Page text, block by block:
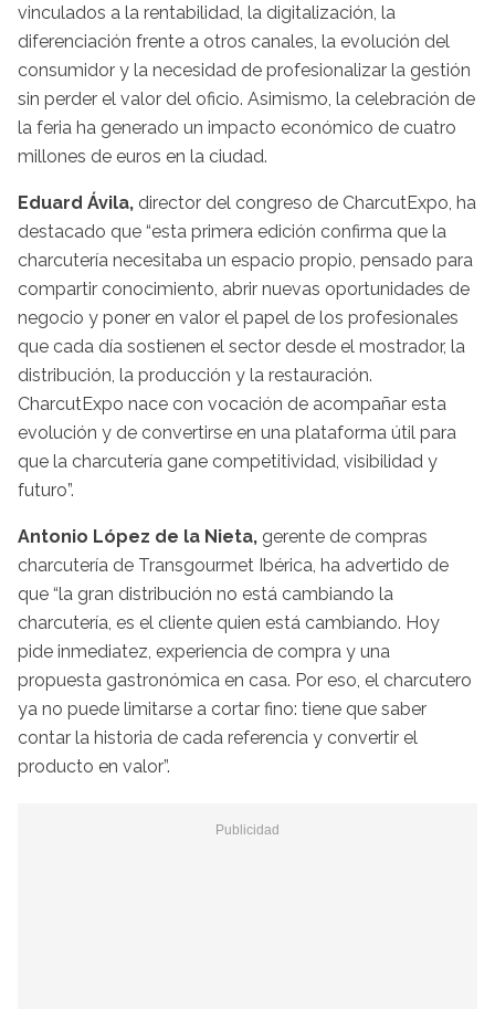
vinculados a la rentabilidad, la digitalización, la
diferenciación frente a otros canales, la evolución del
consumidor y la necesidad de profesionalizar la gestión
sin perder el valor del oficio. Asimismo, la celebración de
la feria ha generado un impacto económico de cuatro
millones de euros en la ciudad.
Eduard Ávila, director del congreso de CharcutExpo, ha
destacado que “esta primera edición confirma que la
charcutería necesitaba un espacio propio, pensado para
compartir conocimiento, abrir nuevas oportunidades de
negocio y poner en valor el papel de los profesionales
que cada día sostienen el sector desde el mostrador, la
distribución, la producción y la restauración.
CharcutExpo nace con vocación de acompañar esta
evolución y de convertirse en una plataforma útil para
que la charcutería gane competitividad, visibilidad y
futuro”.
Antonio López de la Nieta, gerente de compras
charcutería de Transgourmet Ibérica, ha advertido de
que “la gran distribución no está cambiando la
charcutería, es el cliente quien está cambiando. Hoy
pide inmediatez, experiencia de compra y una
propuesta gastronómica en casa. Por eso, el charcutero
ya no puede limitarse a cortar fino: tiene que saber
contar la historia de cada referencia y convertir el
producto en valor”.